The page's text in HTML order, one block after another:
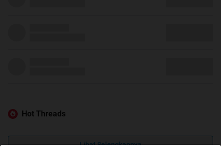
Hot Threads
Lihat Selengkapnya